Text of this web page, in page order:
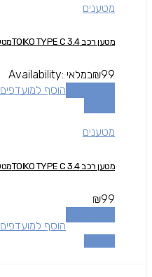
מטענים
מטען רכב TOIKO TYPE C 3.4מטען רכב TOIKO TYPE C 3.4
₪99
Availability: במלאי
הוסף למועדפים
מטענים
מטען רכב TOIKO TYPE C 3.4מטען רכב TOIKO TYPE C 3.4
₪99
הוסף למועדפים